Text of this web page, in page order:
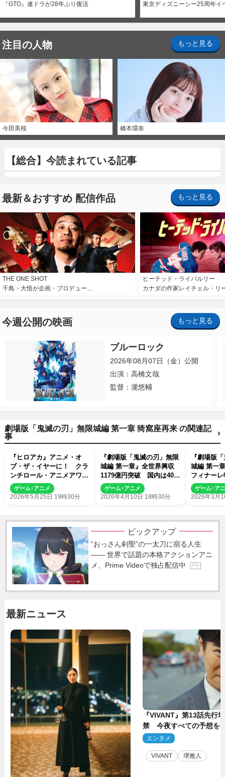
『GTO』連ドラが28年ぶり復活 東京ディズニーシー25周年イ
注目の人物 もっと見る
今田美桜 橋本環奈
【総合】今読まれている記事
最新＆おすすめ 配信作品 もっと見る
THE ONE SHOT
千鳥・大悟が企画・プロデュー…
ヒーテッド・ライバルリー
カナダの作家レイチェル・リ
今週公開の映画 もっと見る
ブルーロック
2026年08月07日（金）公開
出演：高橋文哉
監督：瀧悠輔
劇場版「鬼滅の刃」無限城編 第一章 猗窩座再来 の関連記
事
›
『ヒロアカ』アニメ・オ
ブ・ザ・イヤーに！ クラ
ンチロール・アニメアワー
ド2026発表
ゲーム･アニメ
2026年5月25日 19時30分
『劇場版「鬼滅の刃」無限
城編 第一章』全世界興収
1179億円突破 国内は402
億円超
ゲーム･アニメ
2026年4月10日 18時30分
『劇場版
城編 第一
フィナー
上映も！
ゲーム･ア
2026年3月
ピックアップ
“おっさん剣聖”の一太刀に宿る人生
―― 世界で話題の本格アクションアニ
メ、Prime Videoで独占配信中
P R
最新ニュース
『VIVANT』第13話先行
禁 今夜すべての予想を
ーンが…
エンタメ
VIVANT 堺雅人